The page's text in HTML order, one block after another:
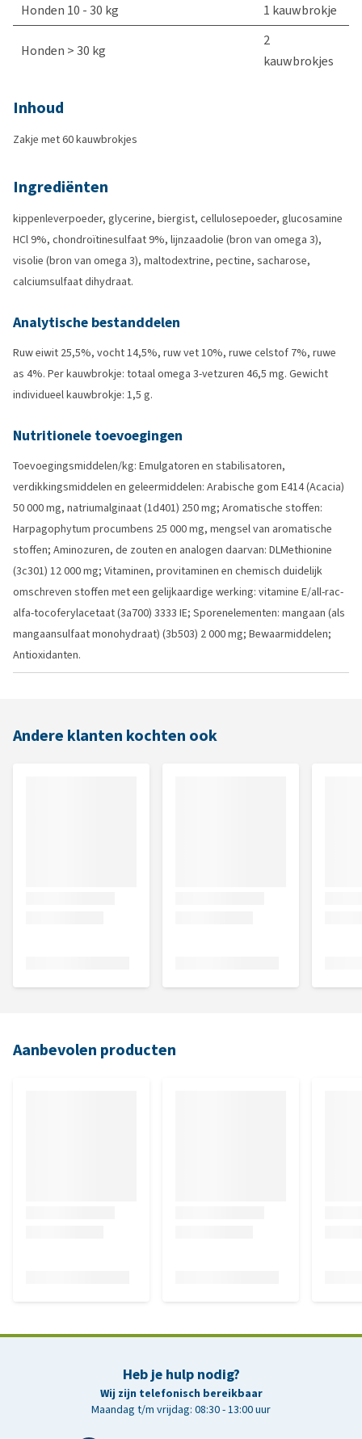
Honden 10 - 30 kg 1 kauwbrokje
Honden > 30 kg
2
kauwbrokjes
Inhoud
Zakje met 60 kauwbrokjes
Ingrediënten
kippenleverpoeder, glycerine, biergist, cellulosepoeder, glucosamine
HCl 9%, chondroïtinesulfaat 9%, lijnzaadolie (bron van omega 3),
visolie (bron van omega 3), maltodextrine, pectine, sacharose,
calciumsulfaat dihydraat.
Analytische bestanddelen
Ruw eiwit 25,5%, vocht 14,5%, ruw vet 10%, ruwe celstof 7%, ruwe
as 4%. Per kauwbrokje: totaal omega 3-vetzuren 46,5 mg. Gewicht
individueel kauwbrokje: 1,5 g.
Nutritionele toevoegingen
Toevoegingsmiddelen/kg: Emulgatoren en stabilisatoren,
verdikkingsmiddelen en geleermiddelen: Arabische gom E414 (Acacia)
50 000 mg, natriumalginaat (1d401) 250 mg; Aromatische stoffen:
Harpagophytum procumbens 25 000 mg, mengsel van aromatische
stoffen; Aminozuren, de zouten en analogen daarvan: DLMethionine
(3c301) 12 000 mg; Vitaminen, provitaminen en chemisch duidelijk
omschreven stoffen met een gelijkaardige werking: vitamine E/all-rac-
alfa-tocoferylacetaat (3a700) 3333 IE; Sporenelementen: mangaan (als
mangaansulfaat monohydraat) (3b503) 2 000 mg; Bewaarmiddelen;
Antioxidanten.
Andere klanten kochten ook
Aanbevolen producten
Heb je hulp nodig?
Wij zijn telefonisch bereikbaar
Maandag t/m vrijdag: 08:30 - 13:00 uur